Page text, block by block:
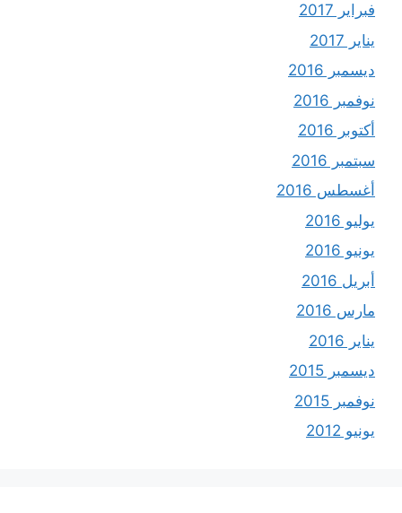
فبراير 2017
يناير 2017
ديسمبر 2016
نوفمبر 2016
أكتوبر 2016
سبتمبر 2016
أغسطس 2016
يوليو 2016
يونيو 2016
أبريل 2016
مارس 2016
يناير 2016
ديسمبر 2015
نوفمبر 2015
يونيو 2012